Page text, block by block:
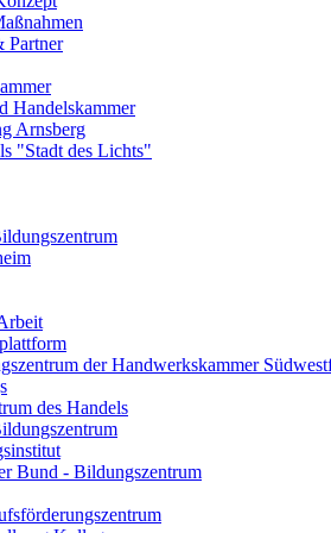
Partner
Handelskammer
Arnsberg
"Stadt des Lichts"
der Handwerkskammer
des Handels
Bund - Bildungszentrum